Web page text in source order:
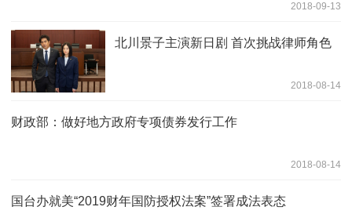
2018-09-13
北川景子主演新日剧 首次挑战律师角色
2018-08-14
财政部：做好地方政府专项债券发行工作
2018-08-14
国台办就美“2019财年国防授权法案”签署成法表态